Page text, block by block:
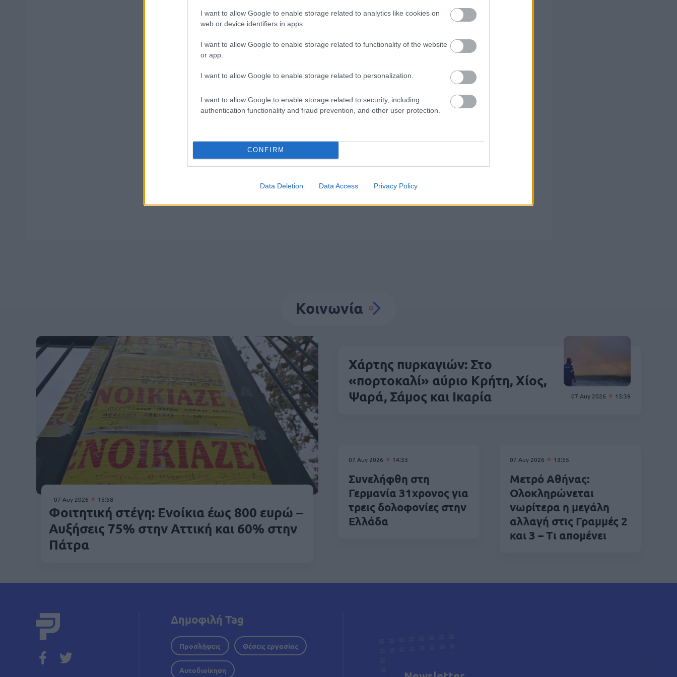
I want to allow Google to enable storage related to analytics like cookies on
web or device identifiers in apps.
I want to allow Google to enable storage related to functionality of the website
or app.
I want to allow Google to enable storage related to personalization.
I want to allow Google to enable storage related to security, including
authentication functionality and fraud prevention, and other user protection.
CONFIRM
Data Deletion Data Access Privacy Policy
ΥΠΕΣ: Προγραμματισμός προσλήψεων 2027 - Παρατείνεται το Β'
Στάδιο
Υπουργείο Εξωτερικών: Γραπτός για μόνιμους εμπειρογνώμονες
Κοινωνία
07 Αυγ 2026 15:58
Φοιτητική στέγη: Ενοίκια έως 800 ευρώ –
Αυξήσεις 75% στην Αττική και 60% στην
Πάτρα
07 Αυγ 2026 15:39
Χάρτης πυρκαγιών: Στο
«πορτοκαλί» αύριο Κρήτη, Χίος,
Ψαρά, Σάμος και Ικαρία
07 Αυγ 2026 14:33
Συνελήφθη στη
Γερμανία 31χρονος για
τρεις δολοφονίες στην
Ελλάδα
07 Αυγ 2026 13:55
Μετρό Αθήνας:
Ολοκληρώνεται
νωρίτερα η μεγάλη
αλλαγή στις Γραμμές 2
και 3 – Τι απομένει
Δημοφιλή Tag
Προσλήψεις Θέσεις εργασίας
Αυτοδιοίκηση